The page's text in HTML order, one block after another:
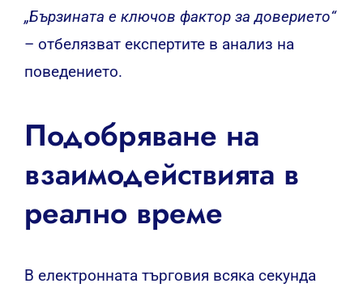
„Бързината е ключов фактор за доверието“
– отбелязват експертите в анализ на
поведението.
Подобряване на
взаимодействията в
реално време
В електронната търговия всяка секунда